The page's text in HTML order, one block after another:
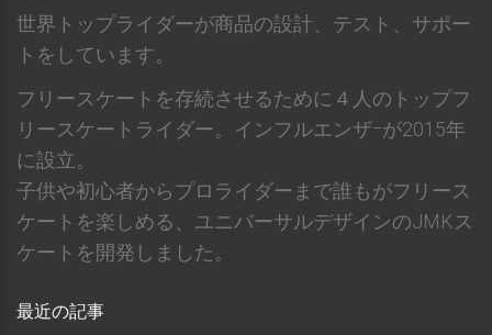
世界トップライダーが商品の設計、テスト、サポー
トをしています。
フリースケートを存続させるために４人のトップフ
リースケートライダー。インフルエンザｰが2015年
に設立。
子供や初心者からプロライダーまで誰もがフリース
ケートを楽しめる、ユニバーサルデザインのJMKス
ケートを開発しました。
最近の記事